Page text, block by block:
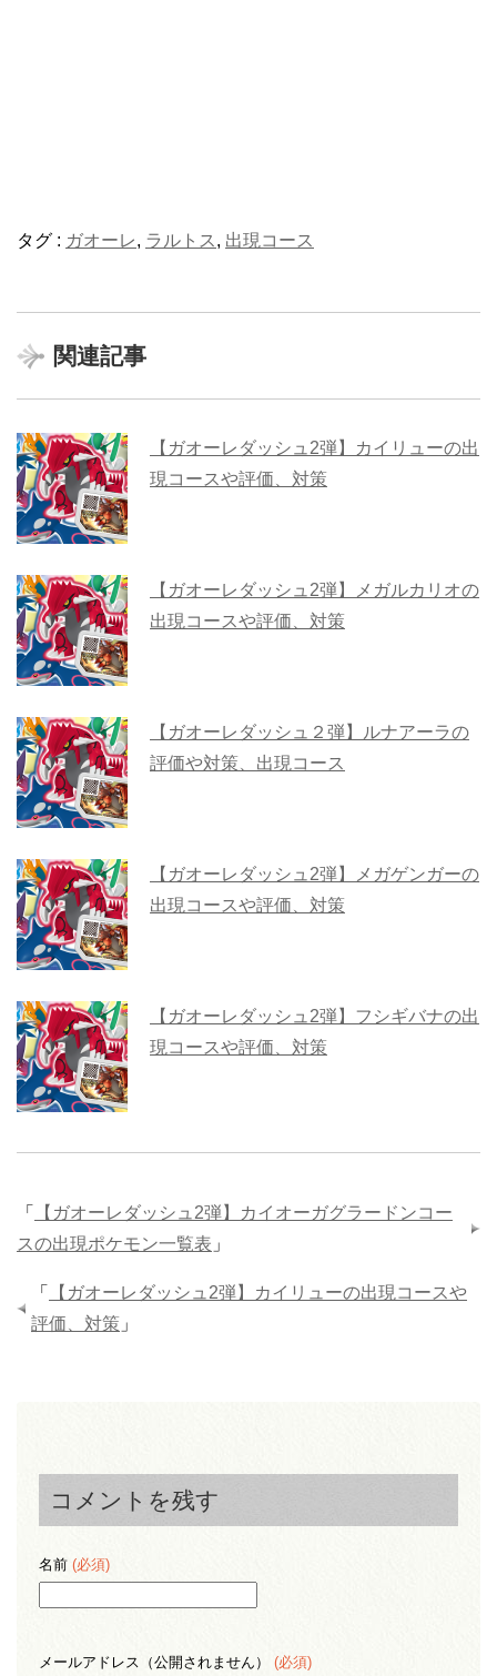
タグ : ガオーレ, ラルトス, 出現コース
関連記事
【ガオーレダッシュ2弾】カイリューの出
現コースや評価、対策
【ガオーレダッシュ2弾】メガルカリオの
出現コースや評価、対策
【ガオーレダッシュ２弾】ルナアーラの
評価や対策、出現コース
【ガオーレダッシュ2弾】メガゲンガーの
出現コースや評価、対策
【ガオーレダッシュ2弾】フシギバナの出
現コースや評価、対策
「
【ガオーレダッシュ2弾】カイオーガグラードンコー
スの出現ポケモン一覧表 」
「
【ガオーレダッシュ2弾】カイリューの出現コースや
評価、対策 」
コメントを残す
名前 (必須)
メールアドレス（公開されません） (必須)